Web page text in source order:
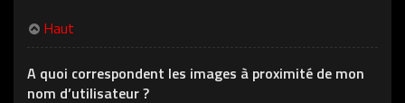
Haut
A quoi correspondent les images à proximité de mon
nom d’utilisateur ?